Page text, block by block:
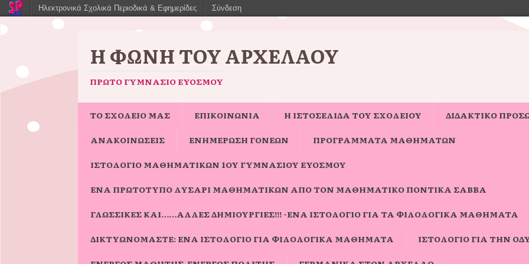
Η ΦΩΝΉ ΤΟΥ ΑΡΧΈΛΑΟΥ
ΠΡΏΤΟ ΓΥΜΝΆΣΙΟ ΕΥΌΣΜΟΥ
ΤΟ ΣΧΟΛΕΙΟ ΜΑΣ ΕΠΙΚΟΙΝΩΝΙΑ Η ΙΣΤΟΣΕΛΊΔΑ ΤΟΥ ΣΧΟΛΕΊΟΥ ΔΙΔΑΚΤΙΚΟ
ΑΝΑΚΟΙΝΩΣΕΙΣ ΕΝΗΜΈΡΩΣΗ ΓΟΝΈΩΝ ΠΡΟΓΡΑΜΜΑΤΑ ΜΑΘΗΜΑΤΩΝ
ΙΣΤΟΛΌΓΙΟ ΜΑΘΗΜΑΤΙΚΏΝ 1ΟΥ ΓΥΜΝΑΣΊΟΥ ΕΥΌΣΜΟΥ
ΈΝΑ ΠΡΩΤΌΤΥΠΟ ΛΥΣΆΡΙ ΜΑΘΗΜΑΤΙΚΏΝ ΑΠΌ ΤΟΝ ΜΑΘΗΜΑΤΙΚΌ ΠΟΝΤΊΚΑ ΣΆΒΒΑ
ΓΛΩΣΣΙΚΈΣ ΚΑΙ……ΆΛΛΕΣ ΔΗΜΙΟΥΡΓΊΕΣ!!! -ΈΝΑ ΙΣΤΟΛΌΓΙΟ ΓΙΑ ΤΑ ΦΙΛΟΛΟΓΙΚΆ ΜΑΘΉΜΑΤΑ
ΔΙΚΤΥΩΝΌΜΑΣΤΕ: ΈΝΑ ΙΣΤΟΛΌΓΙΟ ΓΙΑ ΦΙΛΟΛΟΓΙΚΆ ΜΑΘΉΜΑΤΑ ΙΣΤΟΛΌΓΙΟ ΓΙΑ ΤΗΝ
Ηλεκτρονικά Σχολικά Περιοδικά & Εφημερίδες Σύνδεση